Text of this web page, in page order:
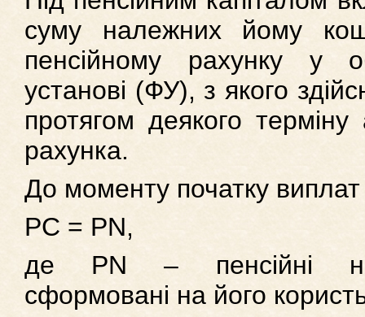
cуму належних йому
пенсійному рахунку у
установі (ФУ), з якого
протягом деякого
рахунка.
До моменту початку виплат
PC = PN,
де PN – пенсійні
сформовані на його